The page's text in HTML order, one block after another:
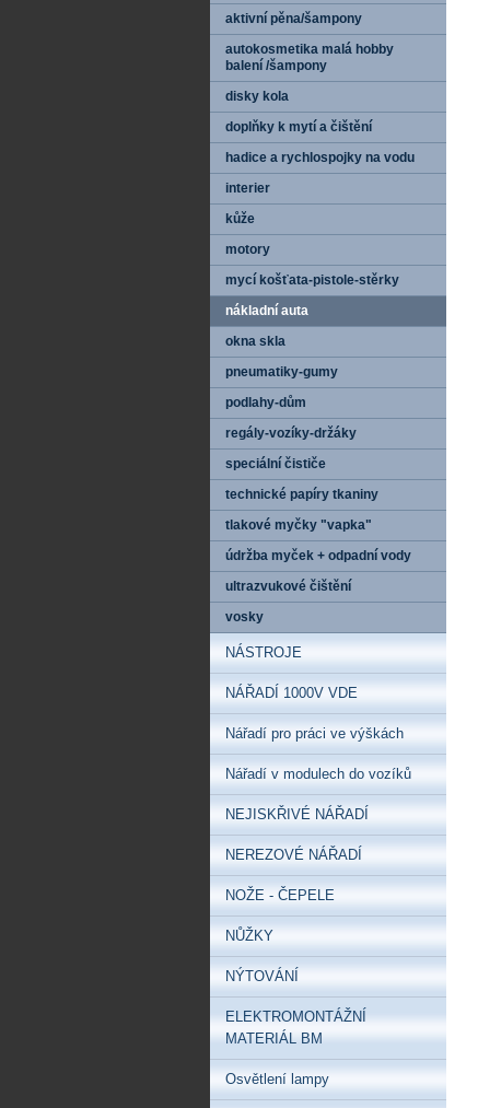
aktivní pěna/šampony
autokosmetika malá hobby
balení /šampony
disky kola
doplňky k mytí a čištění
hadice a rychlospojky na vodu
interier
kůže
motory
mycí košťata-pistole-stěrky
nákladní auta
okna skla
pneumatiky-gumy
podlahy-dům
regály-vozíky-držáky
speciální čističe
technické papíry tkaniny
tlakové myčky "vapka"
údržba myček + odpadní vody
ultrazvukové čištění
vosky
NÁSTROJE
NÁŘADÍ 1000V VDE
Nářadí pro práci ve výškách
Nářadí v modulech do vozíků
NEJISKŘIVÉ NÁŘADÍ
NEREZOVÉ NÁŘADÍ
NOŽE - ČEPELE
NŮŽKY
NÝTOVÁNÍ
ELEKTROMONTÁŽNÍ
MATERIÁL BM
Osvětlení lampy